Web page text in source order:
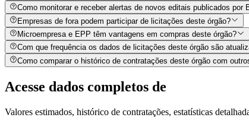
Como monitorar e receber alertas de novos editais publicados por
Empresas de fora podem participar de licitações deste órgão?
Microempresa e EPP têm vantagens em compras deste órgão?
Com que frequência os dados de licitações deste órgão são
Como comparar o histórico de contratações deste órgão com
Acesse dados completos de
Valores estimados, histórico de contratações, estatísticas